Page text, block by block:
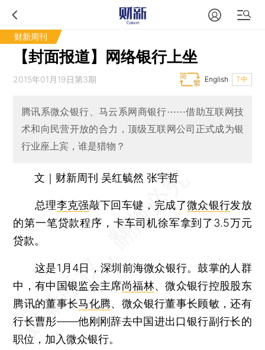
财新周刊
【封面报道】网络银行上坐
2015年01月19日第3期 T中
English
腾讯系微众银行、马云系网商银行⋯⋯借助互联网技
术和向民营开放的合力，顶级互联网公司正式成为银
行业座上宾，谁是猎物？
文｜财新周刊 吴红毓然 张宇哲
总理李克强敲下回车键，完成了微众银行发放
的第一笔贷款程序，卡车司机徐军拿到了3.5万元
贷款。
这是1月4日，深圳前海微众银行。鼓掌的人群
中，有中国银监会主席尚福林、微众银行控股股东
腾讯的董事长马化腾、微众银行董事长顾敏，还有
行长曹彤——他刚刚辞去中国进出口银行副行长的
职位，加入微众银行。